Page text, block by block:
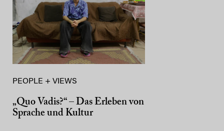
PEOPLE + VIEWS
„Quo Vadis?“ – Das Erleben von
Sprache und Kultur